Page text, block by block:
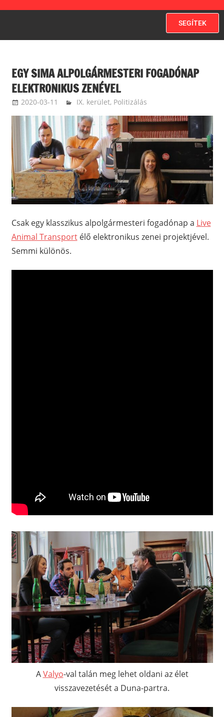
SEGÍTEK
EGY SIMA ALPOLGÁRMESTERI FOGADÓNAP
ELEKTRONIKUS ZENÉVEL
2020-03-11 ketfarkukutya
IX. kerület, Politizálás
Csak egy klasszikus alpolgármesteri fogadónap a Live
Animal Transportélő elektronikus zenei projektjével.
Semmi különös.
AValyo-val talán meg lehet oldani az élet
visszavezetését a Duna-partra.